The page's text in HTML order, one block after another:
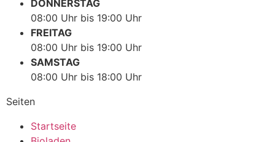
DONNERSTAG
08:00 Uhr bis 19:00 Uhr
FREITAG
08:00 Uhr bis 19:00 Uhr
SAMSTAG
08:00 Uhr bis 18:00 Uhr
Seiten
Startseite